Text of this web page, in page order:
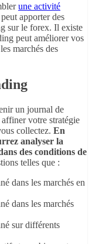
une activité
apporter des
sur le forex. Il existe
peut améliorer vos
marchés des
un journal de
votre stratégie
collectez. En
analyser la
des conditions de
telles que :
dans les marchés en
dans les marchés
sur différents